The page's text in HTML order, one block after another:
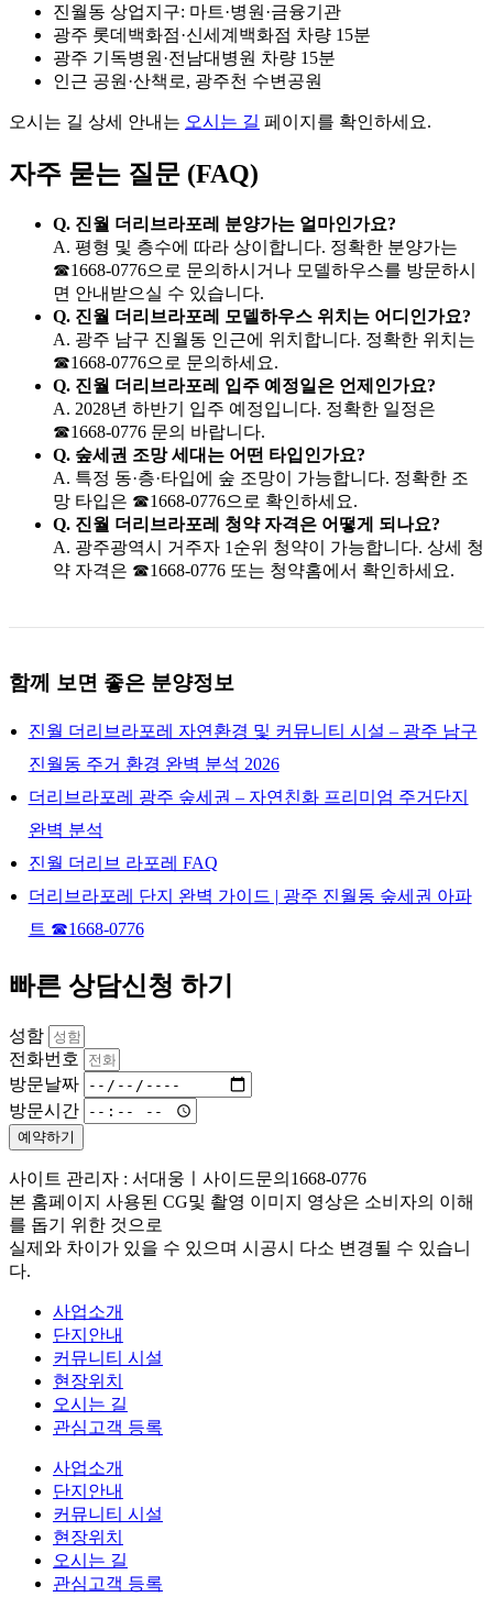
진월동 상업지구: 마트·병원·금융기관
광주 롯데백화점·신세계백화점 차량 15분
광주 기독병원·전남대병원 차량 15분
인근 공원·산책로, 광주천 수변공원
오시는 길 상세 안내는 오시는 길 페이지를 확인하세요.
자주 묻는 질문 (FAQ)
Q. 진월 더리브라포레 분양가는 얼마인가요?
A. 평형 및 층수에 따라 상이합니다. 정확한 분양가는
☎1668-0776으로 문의하시거나 모델하우스를 방문하시
면 안내받으실 수 있습니다.
Q. 진월 더리브라포레 모델하우스 위치는 어디인가요?
A. 광주 남구 진월동 인근에 위치합니다. 정확한 위치는
☎1668-0776으로 문의하세요.
Q. 진월 더리브라포레 입주 예정일은 언제인가요?
A. 2028년 하반기 입주 예정입니다. 정확한 일정은
☎1668-0776 문의 바랍니다.
Q. 숲세권 조망 세대는 어떤 타입인가요?
A. 특정 동·층·타입에 숲 조망이 가능합니다. 정확한 조
망 타입은 ☎1668-0776으로 확인하세요.
Q. 진월 더리브라포레 청약 자격은 어떻게 되나요?
A. 광주광역시 거주자 1순위 청약이 가능합니다. 상세 청
약 자격은 ☎1668-0776 또는 청약홈에서 확인하세요.
함께 보면 좋은 분양정보
진월 더리브라포레 자연환경 및 커뮤니티 시설 – 광주 남구
진월동 주거 환경 완벽 분석 2026
더리브라포레 광주 숲세권 – 자연친화 프리미엄 주거단지
완벽 분석
진월 더리브 라포레 FAQ
더리브라포레 단지 완벽 가이드 | 광주 진월동 숲세권 아파
트 ☎1668-0776
빠른 상담신청 하기
성함
전화번호
방문날짜
방문시간
예약하기
사이트 관리자 : 서대웅ㅣ사이드문의1668-0776
본 홈페이지 사용된 CG및 촬영 이미지 영상은 소비자의 이해
를 돕기 위한 것으로
실제와 차이가 있을 수 있으며 시공시 다소 변경될 수 있습니
다.
사업소개
단지안내
커뮤니티 시설
현장위치
오시는 길
관심고객 등록
사업소개
단지안내
커뮤니티 시설
현장위치
오시는 길
관심고객 등록